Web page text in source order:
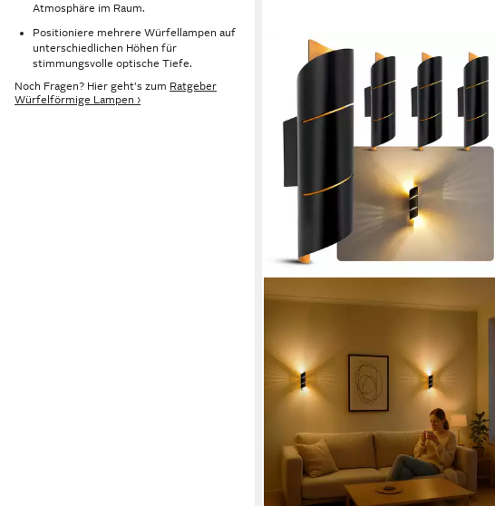
Atmosphäre im Raum.
Positioniere mehrere Würfellampen auf
unterschiedlichen Höhen für
stimmungsvolle optische Tiefe.
Noch Fragen? Hier geht's zum Ratgeber
Würfelförmige Lampen ›